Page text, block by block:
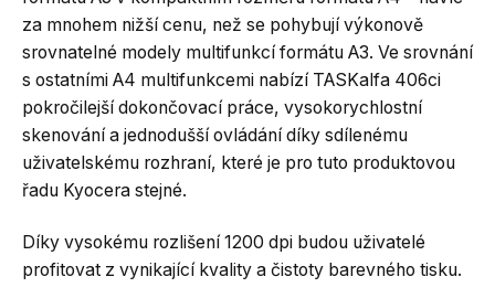
za mnohem nižší cenu, než se pohybují výkonově
srovnatelné modely multifunkcí formátu A3. Ve srovnání
s ostatními A4 multifunkcemi nabízí TASKalfa 406ci
pokročilejší dokončovací práce, vysokorychlostní
skenování a jednodušší ovládání díky sdílenému
uživatelskému rozhraní, které je pro tuto produktovou
řadu Kyocera stejné.
Díky vysokému rozlišení 1200 dpi budou uživatelé
profitovat z vynikající kvality a čistoty barevného tisku.